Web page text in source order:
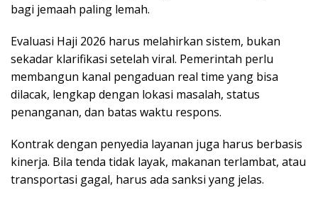
bagi jemaah paling lemah.
Evaluasi Haji 2026 harus melahirkan sistem, bukan
sekadar klarifikasi setelah viral. Pemerintah perlu
membangun kanal pengaduan real time yang bisa
dilacak, lengkap dengan lokasi masalah, status
penanganan, dan batas waktu respons.
Kontrak dengan penyedia layanan juga harus berbasis
kinerja. Bila tenda tidak layak, makanan terlambat, atau
transportasi gagal, harus ada sanksi yang jelas.